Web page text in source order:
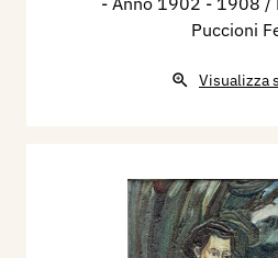
Puccioni
Visualizza